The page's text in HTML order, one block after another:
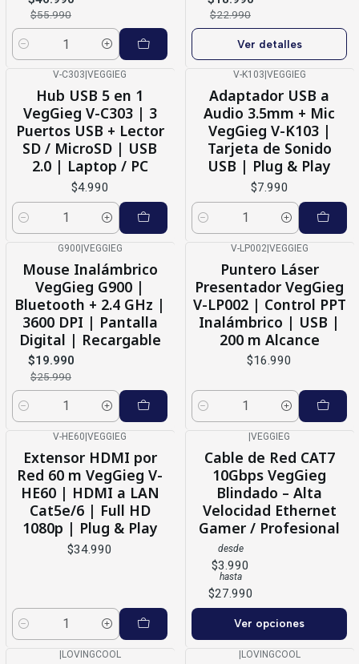
$55.990
Cantidad
$22.990
Ver detalles
V-C303 VEGGIEG
Hub USB 5 en 1
VegGieg V-C303 | 3
Puertos USB + Lector
SD / MicroSD | USB
2.0 | Laptop / PC
$4.990
Cantidad
V-K103 VEGGIEG
Adaptador USB a
Audio 3.5mm + Mic
VegGieg V-K103 |
Tarjeta de Sonido
USB | Plug & Play
$7.990
Cantidad
G900|VEGGIEG
Mouse Inalámbrico
VegGieg G900 |
Bluetooth + 2.4 GHz |
3600 DPI | Pantalla
Digital | Recargable
$19.990
$25.990
Cantidad
V-LP002|VEGGIEG
Puntero Láser
Presentador VegGieg
V-LP002 | Control PPT
Inalámbrico | USB |
200 m Alcance
$16.990
Cantidad
V-HE60 VEGGIEG
Extensor HDMI por
Red 60 m VegGieg V-
HE60 | HDMI a LAN
Cat5e/6 | Full HD
1080p | Plug & Play
$34.990
Cantidad
VEGGIEG
Cable de Red CAT7
10Gbps VegGieg
Blindado – Alta
Velocidad Ethernet
Gamer / Profesional
desde
$3.990
hasta
$27.990
Ver opciones
|LOVINGCOOL |LOVINGCOOL